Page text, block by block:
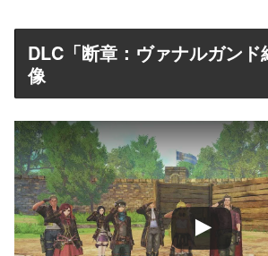
DLC「断章：ヴァナルガン
像